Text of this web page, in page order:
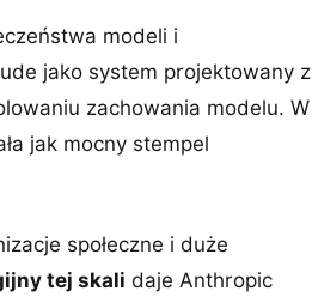
modeli i
jako system projektowany z
zachowania modelu. W
jak mocny stempel
społeczne i duże
tej skali daje Anthropic